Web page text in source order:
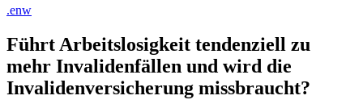
.enw
Führt Arbeitslosigkeit tendenziell zu
mehr Invalidenfällen und wird die
Invalidenversicherung missbraucht?